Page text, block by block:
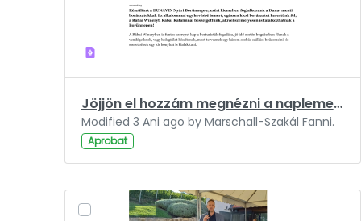
Jöjjön el hozzám megnézni a naplementét, én ebbe szerettem bele.pdf
Modified 3 Ani ago by Marschall-Szakál Fanni.
Aprobat